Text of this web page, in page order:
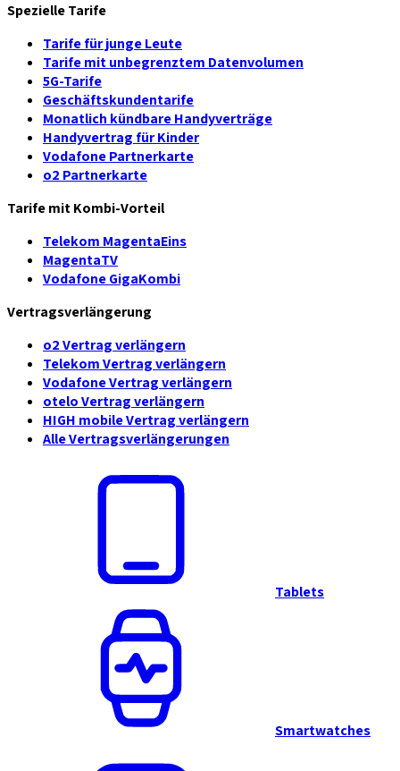
Spezielle Tarife
Tarife für junge Leute
Tarife mit unbegrenztem Datenvolumen
5G-Tarife
Geschäftskundentarife
Monatlich kündbare Handyverträge
Handyvertrag für Kinder
Vodafone Partnerkarte
o2 Partnerkarte
Tarife mit Kombi-Vorteil
Telekom MagentaEins
MagentaTV
Vodafone GigaKombi
Vertragsverlängerung
o2 Vertrag verlängern
Telekom Vertrag verlängern
Vodafone Vertrag verlängern
otelo Vertrag verlängern
HIGH mobile Vertrag verlängern
Alle Vertragsverlängerungen
Tablets
Smartwatches